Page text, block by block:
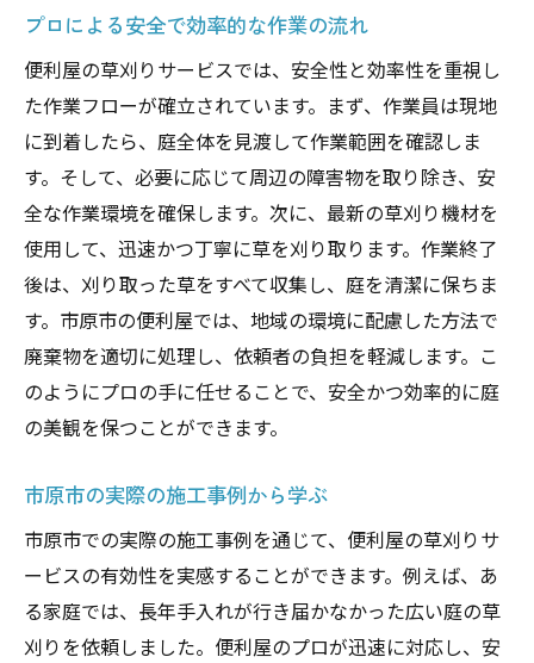
プロによる安全で効率的な作業の流れ
便利屋の草刈りサービスでは、安全性と効率性を重視し
た作業フローが確立されています。まず、作業員は現地
に到着したら、庭全体を見渡して作業範囲を確認しま
す。そして、必要に応じて周辺の障害物を取り除き、安
全な作業環境を確保します。次に、最新の草刈り機材を
使用して、迅速かつ丁寧に草を刈り取ります。作業終了
後は、刈り取った草をすべて収集し、庭を清潔に保ちま
す。市原市の便利屋では、地域の環境に配慮した方法で
廃棄物を適切に処理し、依頼者の負担を軽減します。こ
のようにプロの手に任せることで、安全かつ効率的に庭
の美観を保つことができます。
市原市の実際の施工事例から学ぶ
市原市での実際の施工事例を通じて、便利屋の草刈りサ
ービスの有効性を実感することができます。例えば、あ
る家庭では、長年手入れが行き届かなかった広い庭の草
刈りを依頼しました。便利屋のプロが迅速に対応し、安